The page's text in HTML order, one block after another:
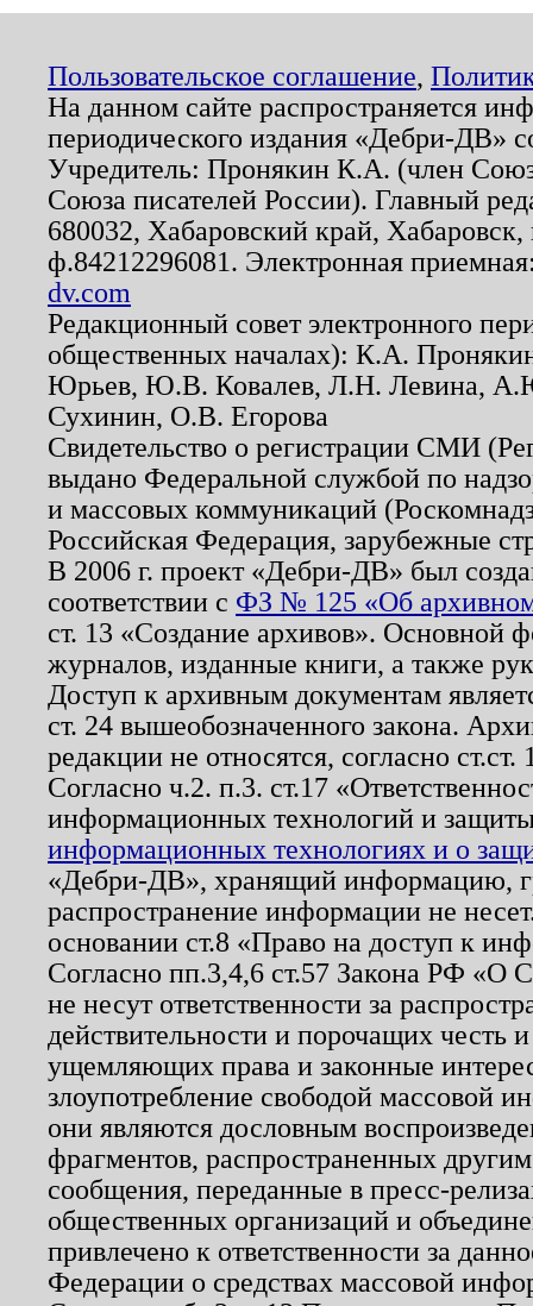
Пользовательское соглашение,
На данном сайте распространяется
периодического издания «Дебри-ДВ»
Учредитель: Пронякин К.А. (член
Союза писателей России). Главный
680032, Хабаровский край,
ф.84212296081. Электронная
dv.com
Редакционный совет электронного
общественных началах): К.А.
Юрьев, Ю.В. Ковалев, Л.Н. Левина,
Сухинин, О.В. Егорова
Свидетельство о регистрации СМИ
выдано Федеральной службой по
и массовых коммуникаций
Российская Федерация, зарубежные
В 2006 г. проект «Дебри-ДВ» был
соответствии с ФЗ № 125 «Об
ст. 13 «Создание архивов». Основной
журналов, изданные книги, а также
Доступ к архивным документам
ст. 24 вышеобозначенного закона.
редакции не относятся, согласно
Согласно ч.2. п.3. ст.17
информационных технологий и
информационных технологиях и о
«Дебри-ДВ», хранящий информацию,
распространение информации не
основании ст.8 «Право на доступ к
Согласно пп.3,4,6 ст.57 Закона РФ «О
не несут ответственности за
действительности и порочащих честь
ущемляющих права и законные
злоупотребление свободой массовой
они являются дословным
фрагментов, распространенных
сообщения, переданные в пресс-
общественных организаций и
привлечено к ответственности за
Федерации о средствах массовой